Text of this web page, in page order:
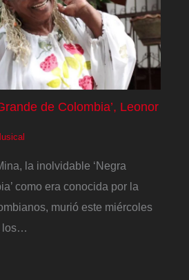
de Colombia’, Leonor
la inolvidable ‘Negra
como era conocida por la
murió este miércoles
los…